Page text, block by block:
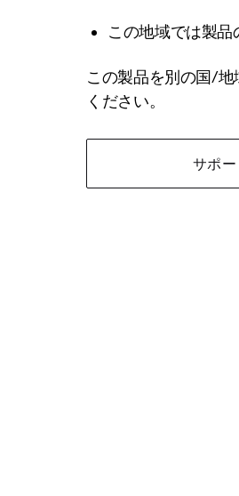
この地域では製品
この製品を別の国/
ください。
サポ